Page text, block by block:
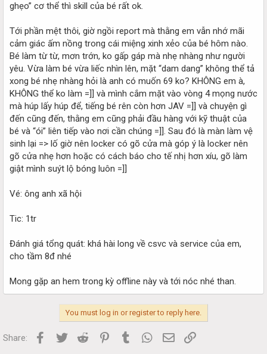
ghẹo” cơ thể thì skill của bé rất ok.
Tới phần mệt thôi, giờ ngồi report mà thằng em vẫn nhớ mãi
cảm giác ấm nồng trong cái miệng xinh xẻo của bé hôm nào.
Bé làm từ từ, mơn trớn, ko gấp gáp mà nhẹ nhàng như người
yêu. Vừa làm bé vừa liếc nhìn lên, mặt “dam dang” không thể tả
xong bé nhẹ nhàng hỏi là anh có muốn 69 ko? KHÔNG em à,
KHÔNG thể ko làm =]] và mình cắm mặt vào vòng 4 mọng nước
mà húp lấy húp để, tiếng bé rên còn hơn JAV =]] và chuyện gì
đến cũng đến, thằng em cũng phải đầu hàng với kỹ thuật của
bé và “ói” liên tiếp vào nơi cần chúng =]]. Sau đó là màn làm vệ
sinh lại => lố giờ nên locker có gõ cửa mà góp ý là locker nên
gõ cửa nhẹ hơn hoặc có cách báo cho tế nhị hơn xíu, gõ làm
giật mình suýt lộ bóng luôn =]]
Vé: ông anh xã hội
Tic: 1tr
Đánh giá tổng quát: khá hài long về csvc và service của em,
cho tầm 8đ nhé
Mong gặp an hem trong kỳ offline này và tới nóc nhé than.
You must log in or register to reply here.
Share: Facebook
Twitter Reddit PinterestTumblr WhatsApp
Email